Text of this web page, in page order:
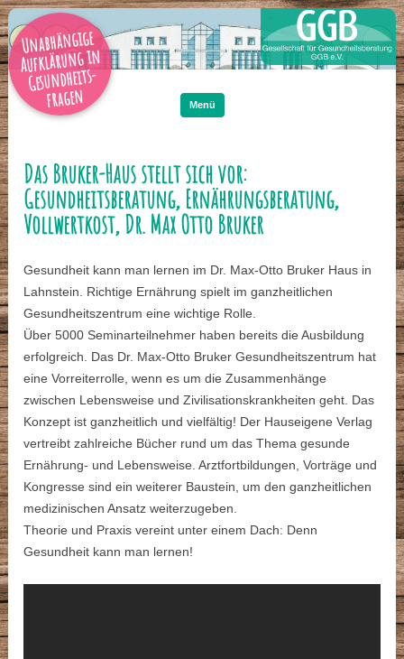
Unabhängige
Aufklärung in
Gesundheits-
fragen Menü
Das Bruker-Haus stellt sich vor:
Gesundheitsberatung, Ernährungsberatung,
Vollwertkost, Dr. Max Otto Bruker
Gesundheit kann man lernen im Dr. Max-Otto Bruker Haus in
Lahnstein. Richtige Ernährung spielt im ganzheitlichen
Gesundheitszentrum eine wichtige Rolle.
Über 5000 Seminarteilnehmer haben bereits die Ausbildung
erfolgreich. Das Dr. Max-Otto Bruker Gesundheitszentrum hat
eine Vorreiterrolle, wenn es um die Zusammenhänge
zwischen Lebensweise und Zivilisationskrankheiten geht. Das
Konzept ist ganzheitlich und vielfältig! Der Hauseigene Verlag
vertreibt zahlreiche Bücher rund um das Thema gesunde
Ernährung- und Lebensweise. Arztfortbildungen, Vorträge und
Kongresse sind ein weiterer Baustein, um den ganzheitlichen
medizinischen Ansatz weiterzugeben.
Theorie und Praxis vereint unter einem Dach: Denn
Gesundheit kann man lernen!